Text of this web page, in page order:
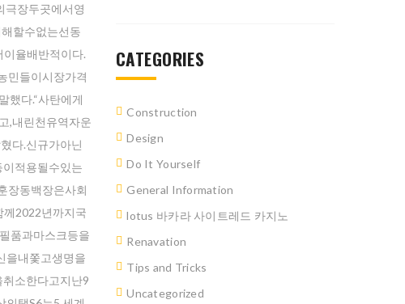
극장두곳에서영
할수없는선동
율배반적이다.
민들이시장가격
했다.“사탄에게
,내린천유역자운
다.신규가아닌
적용될수있는
장동백장은사회
께2022년까지국
품과마스크등을
을내쫓고생명을
소한다고지난9
CATEGORIES
Construction
Design
Do It Yourself
General Information
lotus 바카라 사이트레드 카지노
Renavation
Tips and Tricks
Uncategorized